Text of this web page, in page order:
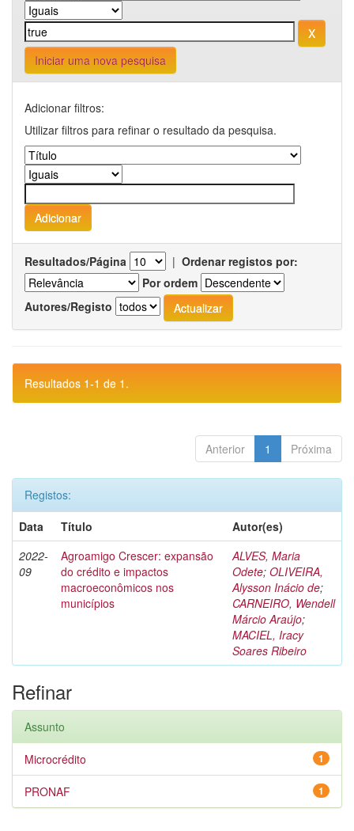
Iniciar uma nova pesquisa
Adicionar filtros:
Utilizar filtros para refinar o resultado da pesquisa.
Resultados/Página | Ordenar registos por:
Por ordem
Autores/Registo
Resultados 1-1 de 1.
Anterior 1 Próxima
Registos:
Data
Título
Autor(es)
2022-
09
Agroamigo Crescer: expansão
do crédito e impactos
macroeconômicos nos
municípios
ALVES, Maria
Odete; OLIVEIRA,
Alysson Inácio de;
CARNEIRO, Wendell
Márcio Araújo;
MACIEL, Iracy
Soares Ribeiro
Refinar
Assunto
1
Microcrédito
1
PRONAF